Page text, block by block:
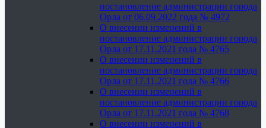
постановление администрации города
Орла от 06.09.2022 года № 4972
О внесении изменений в
постановление администрации города
Орла от 17.11.2021 года № 4765
О внесении изменений в
постановление администрации города
Орла от 17.11.2021 года № 4766
О внесении изменений в
постановление администрации города
Орла от 17.11.2021 года № 4768
О внесении изменений в